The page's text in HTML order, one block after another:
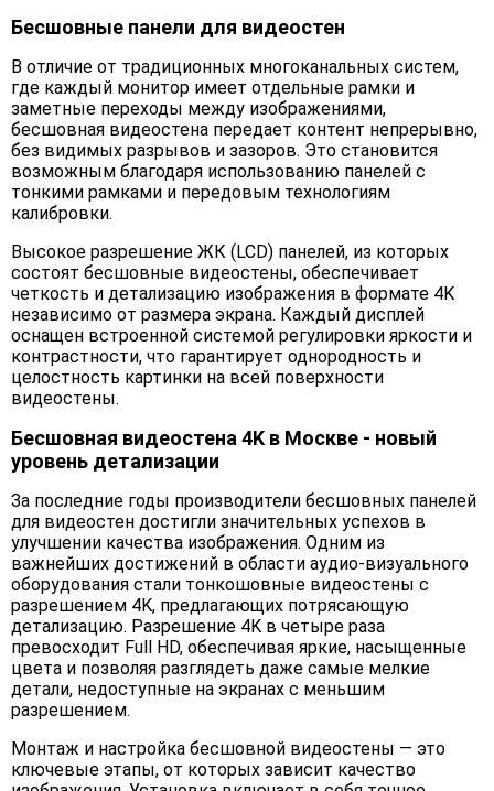
Бесшовные панели для видеостен
В отличие от традиционных многоканальных систем,
где каждый монитор имеет отдельные рамки и
заметные переходы между изображениями,
бесшовная видеостена передает контент непрерывно,
без видимых разрывов и зазоров. Это становится
возможным благодаря использованию панелей с
тонкими рамками и передовым технологиям
калибровки.
Высокое разрешение ЖК (LCD) панелей, из которых
состоят бесшовные видеостены, обеспечивает
четкость и детализацию изображения в формате 4K
независимо от размера экрана. Каждый дисплей
оснащен встроенной системой регулировки яркости и
контрастности, что гарантирует однородность и
целостность картинки на всей поверхности
видеостены.
Бесшовная видеостена 4K в Москве - новый
уровень детализации
За последние годы производители бесшовных панелей
для видеостен достигли значительных успехов в
улучшении качества изображения. Одним из
важнейших достижений в области аудио-визуального
оборудования стали тонкошовные видеостены с
разрешением 4K, предлагающих потрясающую
детализацию. Разрешение 4K в четыре раза
превосходит Full HD, обеспечивая яркие, насыщенные
цвета и позволяя разглядеть даже самые мелкие
детали, недоступные на экранах с меньшим
разрешением.
Монтаж и настройка бесшовной видеостены — это
ключевые этапы, от которых зависит качество